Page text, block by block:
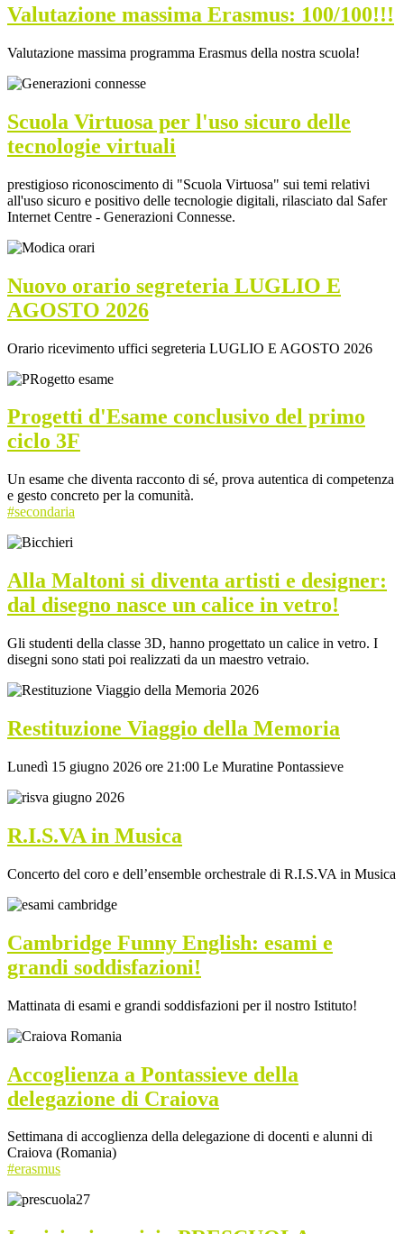
Valutazione massima Erasmus: 100/100!!!
Valutazione massima programma Erasmus della nostra scuola!
Scuola Virtuosa per l'uso sicuro delle
tecnologie virtuali
prestigioso riconoscimento di "Scuola Virtuosa" sui temi relativi
all'uso sicuro e positivo delle tecnologie digitali, rilasciato dal Safer
Internet Centre - Generazioni Connesse.
Nuovo orario segreteria LUGLIO E
AGOSTO 2026
Orario ricevimento uffici segreteria LUGLIO E AGOSTO 2026
Progetti d'Esame conclusivo del primo
ciclo 3F
Un esame che diventa racconto di sé, prova autentica di competenza
e gesto concreto per la comunità.
#secondaria
Alla Maltoni si diventa artisti e designer:
dal disegno nasce un calice in vetro!
Gli studenti della classe 3D, hanno progettato un calice in vetro. I
disegni sono stati poi realizzati da un maestro vetraio.
Restituzione Viaggio della Memoria
Lunedì 15 giugno 2026 ore 21:00 Le Muratine Pontassieve
R.I.S.VA in Musica
Concerto del coro e dell’ensemble orchestrale di R.I.S.VA in Musica
Cambridge Funny English: esami e
grandi soddisfazioni!
Mattinata di esami e grandi soddisfazioni per il nostro Istituto!
Accoglienza a Pontassieve della
delegazione di Craiova
Settimana di accoglienza della delegazione di docenti e alunni di
Craiova (Romania)
#erasmus